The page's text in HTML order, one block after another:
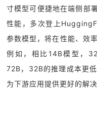
寸模型可便捷地在端侧部
性能，多次登上
参数模型，将在性能、效
例如，相比14B模型，
72B，32B的推理成本更
为下游应用提供更好的解